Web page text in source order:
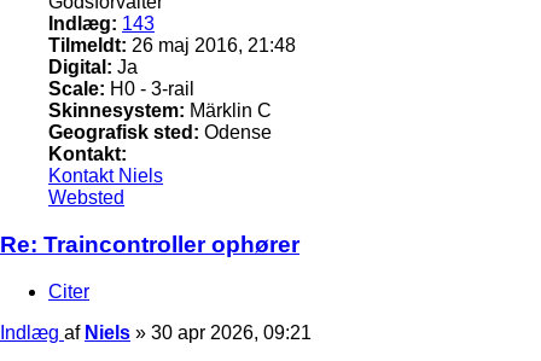
Indlæg: 143
Tilmeldt: 26 maj 2016, 21:48
Digital: Ja
Scale: H0 - 3-rail
Skinnesystem: Märklin C
Geografisk sted: Odense
Kontakt:
Kontakt Niels
Websted
Re: Traincontroller ophører
Citer
Indlæg af Niels » 30 apr 2026, 09:21